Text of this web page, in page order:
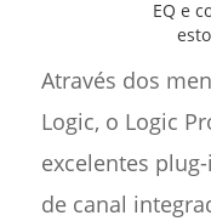
EQ e
Através dos
Logic, o Logic
excelentes
de canal